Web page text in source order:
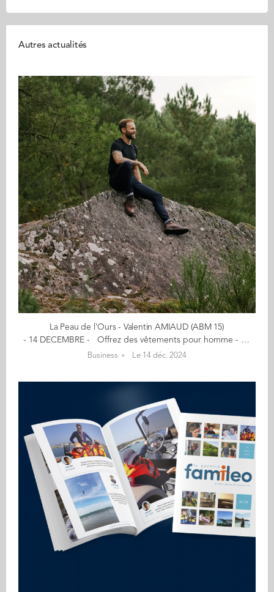
Autres actualités
La Peau de l'Ours - Valentin AMIAUD (ABM 15)
- 14 DECEMBRE - Offrez des vêtements pour homme - Qualité, local, durabilité - Entre dans la tanière et prends place dans la meute ! La pièce du vestiaire La peau de l'ours dont je suis le plus fier est sans nul doute le pull en laine de mérinos qu'on fait fabriquer à Guidel à côté de Lorient en Bretagne. Il mélange simplicité esthétique tout en conservant des aspects très techniques assurés par un savoir-faire plus que centenaire et permettant notamment d'assurer une qualité irréprochable et une longévité de cette pièce. "La peau de l'ours est une marque de vêtements pour homme que j’ai créé pour proposer un vestiaire fabriqué en France et utilisant tant des matières nobles que labellisées. C'est une aventure où tout le monde a sa place, où chacun peut se sentir concerné. Une aventure respectueuse de son environnement et de ses engagements." Mon aventure est née… d'une histoire de passions et de convictions. Passion pour la créativité, l'aventure, l’expression de soi, pour la nature et la force qu'elle dégage. Et conviction qu'une mode plus durable, responsable, transparente et soucieuse de l'environnement doit être la norme. En savoir plus : lataniere-shop.com Contact : valentin@lataniere-shop.com (Re)Découvrez votre CALENDRIER DE L'AVENT ici
Business Le 14 déc. 2024